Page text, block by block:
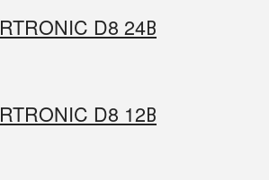
D8 24В
D8 12В